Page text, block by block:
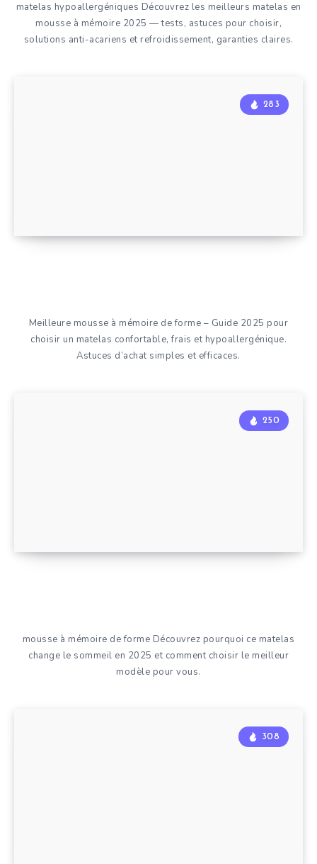
matelas hypoallergéniques Découvrez les meilleurs matelas en
mousse à mémoire 2025 — tests, astuces pour choisir,
solutions anti-acariens et refroidissement, garanties claires.
283
Meilleure mousse à mémoire de forme – Guide 2025 pour
choisir un matelas confortable, frais et hypoallergénique.
Astuces d’achat simples et efficaces.
250
mousse à mémoire de forme Découvrez pourquoi ce matelas
change le sommeil en 2025 et comment choisir le meilleur
modèle pour vous.
308